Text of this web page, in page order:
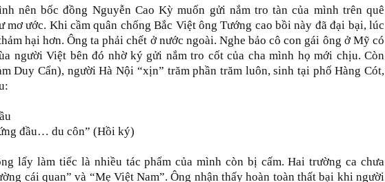
nên bốc đồng Nguyễn Cao Kỳ muốn gửi nắm tro tàn của mình trên quê
mơ ước. Khi cầm quân chống Bắc Việt ông Tướng cao bồi này đã đại bại, lúc
hại hơn. Ông ta phải chết ở nước ngoài. Nghe bảo cô con gái ông ở Mỹ có
người Việt bên đó nhờ ký gửi nắm tro cốt của cha mình họ mới chịu. Còn
Duy Cẩn), người Hà Nội “xịn” trăm phần trăm luôn, sinh tại phố Hàng Cót,
đầu… du côn” (Hồi ký)
lấy làm tiếc là nhiều tác phẩm của mình còn bị cấm. Hai trường ca chưa
cái quan” và “Mẹ Việt Nam”. Ông nhận thấy hoàn toàn thất bại khi người